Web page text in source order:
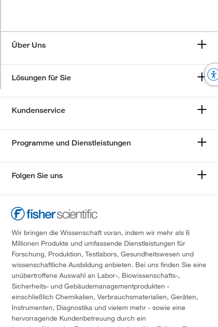
Über Uns
Lösungen für Sie
Kundenservice
Programme und Dienstleistungen
Folgen Sie uns
Wir bringen die Wissenschaft voran, indem wir mehr als 6
Millionen Produkte und umfassende Dienstleistungen für
Forschung, Produktion, Testlabors, Gesundheitswesen und
wissenschaftliche Ausbildung anbieten. Bei uns finden Sie eine
unübertroffene Auswahl an Labor-, Biowissenschafts-,
Sicherheits- und Gebäudemanagementprodukten -
einschließlich Chemikalien, Verbrauchsmaterialien, Geräten,
Instrumenten, Diagnostika und vielem mehr - sowie eine
hervorragende Kundenbetreuung durch ein